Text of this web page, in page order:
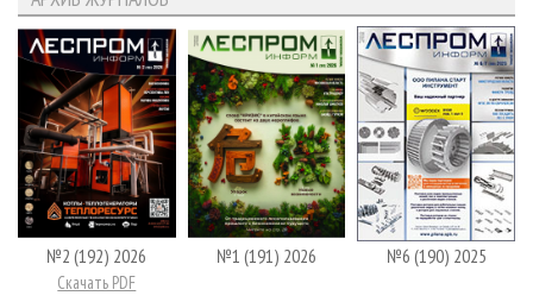
№2 (192) 2026
Скачать PDF
№1 (191) 2026 №6 (190) 2025